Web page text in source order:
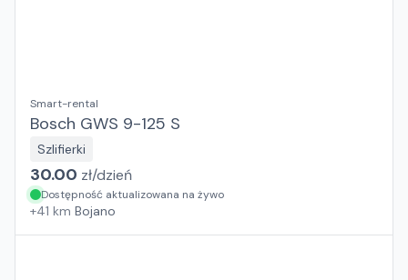
Smart-rental
Bosch GWS 9-125 S
Szlifierki
30.00 zł/dzień
Dostępność aktualizowana na żywo
+41 km Bojano